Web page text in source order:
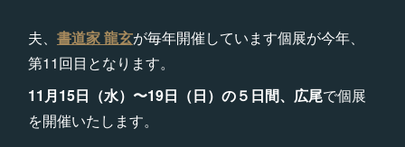
夫、 書道家 龍玄が毎年開催しています個展が今年、
第11回目となります。
11月15日（水）〜19日（日）の５日間、広尾で個展
を開催いたします。